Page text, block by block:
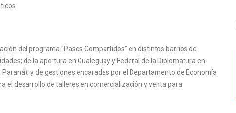
del programa "Pasos Compartidos" en distintos barrios de
de la apertura en Gualeguay y Federal de la Diplomatura en
y de gestiones encaradas por el Departamento de Economía
el desarrollo de talleres en comercialización y venta para